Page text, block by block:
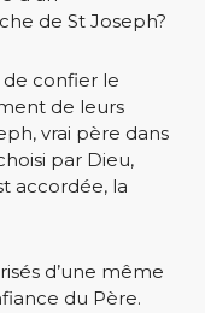
de St Joseph?
de confier le
de leurs
vrai père dans
par Dieu,
accordée, la
d’une même
du Père.